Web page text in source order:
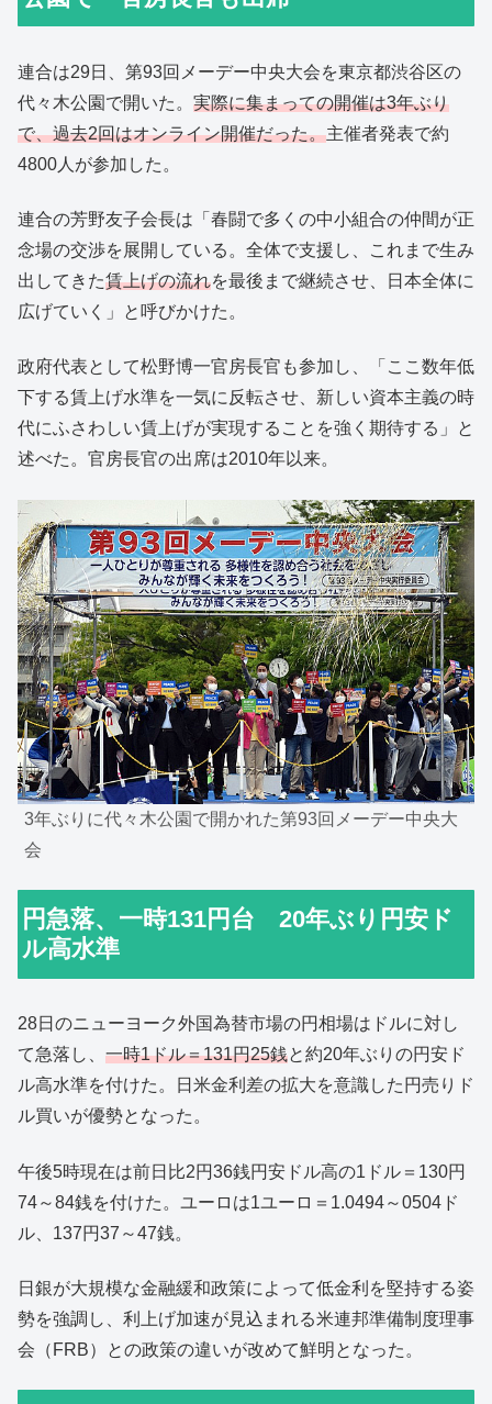
連合は29日、第93回メーデー中央大会を東京都渋谷区の
代々木公園で開いた。 実際に集まっての開催は3年ぶり
で、過去2回はオンライン開催だった。主催者発表で約
4800人が参加した。
連合の芳野友子会長は「春闘で多くの中小組合の仲間が正
念場の交渉を展開している。全体で支援し、これまで生み
出してきた賃上げの流れを最後まで継続させ、日本全体に
広げていく」と呼びかけた。
政府代表として松野博一官房長官も参加し、「ここ数年低
下する賃上げ水準を一気に反転させ、新しい資本主義の時
代にふさわしい賃上げが実現することを強く期待する」と
述べた。官房長官の出席は2010年以来。
3年ぶりに代々木公園で開かれた第93回メーデー中央大
会
円急落、一時131円台 20年ぶり円安ド
ル高水準
28日のニューヨーク外国為替市場の円相場はドルに対し
て急落し、 一時1ドル＝131円25銭と約20年ぶりの円安ド
ル高水準を付けた。日米金利差の拡大を意識した円売りド
ル買いが優勢となった。
午後5時現在は前日比2円36銭円安ドル高の1ドル＝130円
74～84銭を付けた。ユーロは1ユーロ＝1.0494～0504ド
ル、137円37～47銭。
日銀が大規模な金融緩和政策によって低金利を堅持する姿
勢を強調し、利上げ加速が見込まれる米連邦準備制度理事
会（FRB）との政策の違いが改めて鮮明となった。